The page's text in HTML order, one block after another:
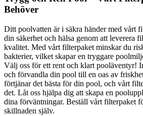
Behöver
Ditt poolvatten är i säkra händer med vårt
din säkerhet och hälsa genom att leverera
kvalitet. Med vårt filterpaket minskar du
bakterier, vilket skapar en tryggare
Välj oss för ett rent och klart pooläventyr!
och förvandla din pool till en oas av
förtjänar det bästa för din pool, och vårt
det. Låt oss hjälpa dig att skapa en
dina förväntningar. Beställ vårt filterpaket
skillnaden själv.